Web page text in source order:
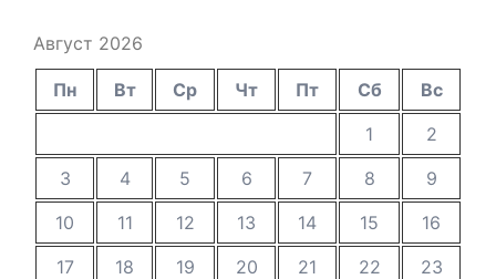
Август 2026
Пн Вт Ср Чт Пт Сб
Вс
1
2
3
4 5 6 7 8
9
10
11 12 13 14 15
16
17
18 19 20 21 22
23